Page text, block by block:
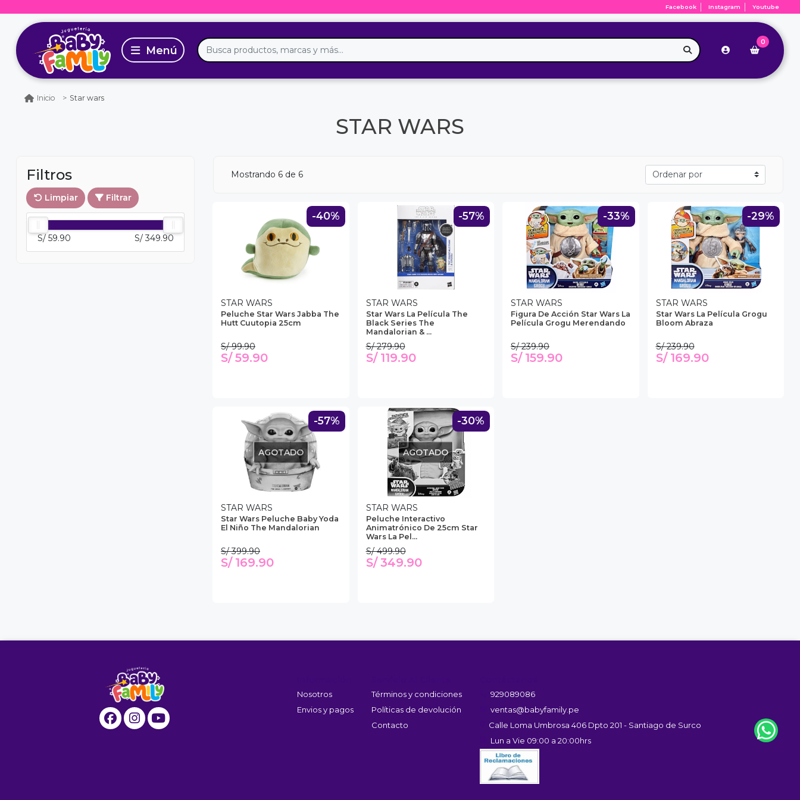
Facebook Instagram Youtube
0
Inicio Star wars
STAR WARS
Filtros
Limpiar Filtrar
S/ 59.90 S/ 349.90
Mostrando 6 de 6
-40%
STAR WARS
Peluche Star Wars Jabba The
Hutt Cuutopia 25cm
S/ 99.90
S/ 59.90
-57%
STAR WARS
Star Wars La Película The
Black Series The
Mandalorian & ...
S/ 279.90
S/ 119.90
-33%
STAR WARS
Figura De Acción Star Wars La
Película Grogu Merendando
S/ 239.90
S/ 159.90
-29%
STAR WARS
Star Wars La Película Grogu
Bloom Abraza
S/ 239.90
S/ 169.90
-57%
AGOTADO
STAR WARS
Star Wars Peluche Baby Yoda
El Niño The Mandalorian
S/ 399.90
S/ 169.90
-30%
AGOTADO
STAR WARS
Peluche Interactivo
Animatrónico De 25cm Star
Wars La Pel...
S/ 499.90
S/ 349.90
Nosotros
Envios y pagos
Términos y condiciones
Políticas de devolución
Contacto
929089086
ventas@babyfamily.pe
Calle Loma Umbrosa 406 Dpto 201 - Santiago de Surco
Lun a Vie 09:00 a 20:00hrs